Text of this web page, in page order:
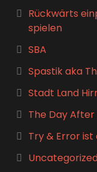
Rückwärts
spielen
SBA
Spastik aka
Stadt Land
The Day After
Try & Error